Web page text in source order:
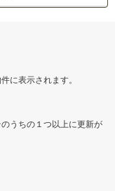
に表示されます。
うちの１つ以上に更新が